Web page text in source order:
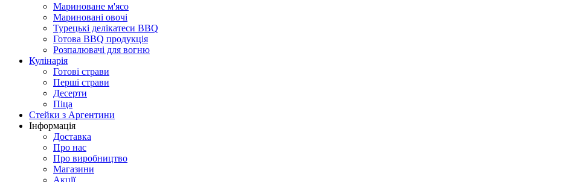
Мариноване м'ясо
Мариновані овочі
Турецькі делікатеси BBQ
Готова BBQ продукція
Розпалювачі для вогню
Кулінарія
Готові страви
Перші страви
Десерти
Піца
Стейки з Аргентини
Інформація
Доставка
Про нас
Про виробництво
Магазини
Акції